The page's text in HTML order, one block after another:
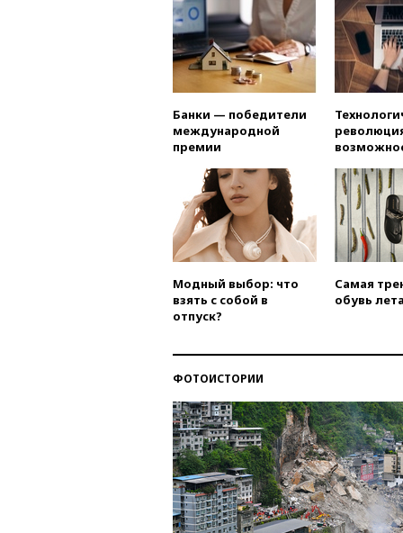
Банки — победители
международной
премии
Модный выбор: что
взять с собой в
отпуск?
Самая
обувь
ФОТОИСТОРИИ